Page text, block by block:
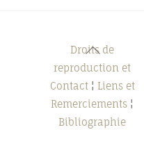
Back
To
Top
Droits de
reproduction et
Contact¦ Liens et
Remerciements ¦
Bibliographie